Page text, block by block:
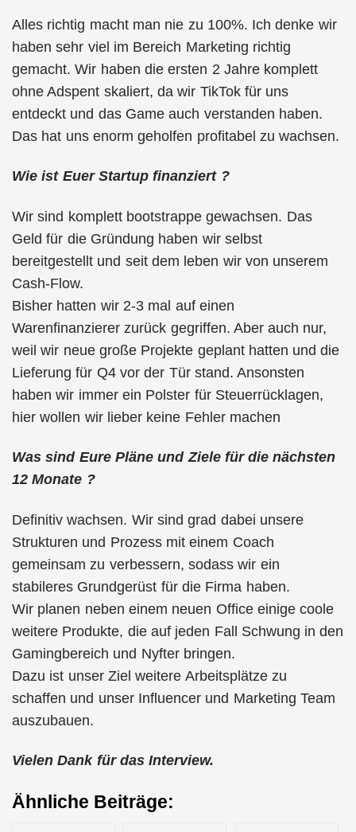
Alles richtig macht man nie zu 100%. Ich denke wir
haben sehr viel im Bereich Marketing richtig
gemacht. Wir haben die ersten 2 Jahre komplett
ohne Adspent skaliert, da wir TikTok für uns
entdeckt und das Game auch verstanden haben.
Das hat uns enorm geholfen profitabel zu wachsen.
Wie ist Euer Startup finanziert ?
Wir sind komplett bootstrappe gewachsen. Das
Geld für die Gründung haben wir selbst
bereitgestellt und seit dem leben wir von unserem
Cash-Flow.
Bisher hatten wir 2-3 mal auf einen
Warenfinanzierer zurück gegriffen. Aber auch nur,
weil wir neue große Projekte geplant hatten und die
Lieferung für Q4 vor der Tür stand. Ansonsten
haben wir immer ein Polster für Steuerrücklagen,
hier wollen wir lieber keine Fehler machen
Was sind Eure Pläne und Ziele für die nächsten
12 Monate ?
Definitiv wachsen. Wir sind grad dabei unsere
Strukturen und Prozess mit einem Coach
gemeinsam zu verbessern, sodass wir ein
stabileres Grundgerüst für die Firma haben.
Wir planen neben einem neuen Office einige coole
weitere Produkte, die auf jeden Fall Schwung in den
Gamingbereich und Nyfter bringen.
Dazu ist unser Ziel weitere Arbeitsplätze zu
schaffen und unser Influencer und Marketing Team
auszubauen.
Vielen Dank für das Interview.
Ähnliche Beiträge: